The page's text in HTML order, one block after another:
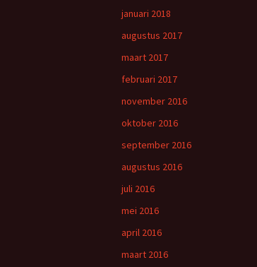
januari 2018
augustus 2017
maart 2017
februari 2017
november 2016
oktober 2016
september 2016
augustus 2016
juli 2016
mei 2016
april 2016
maart 2016